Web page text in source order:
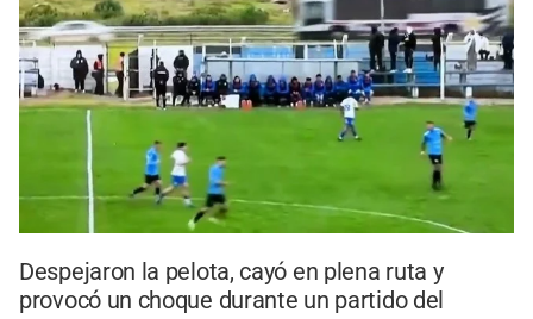
Despejaron la pelota, cayó en plena ruta y
provocó un choque durante un partido del